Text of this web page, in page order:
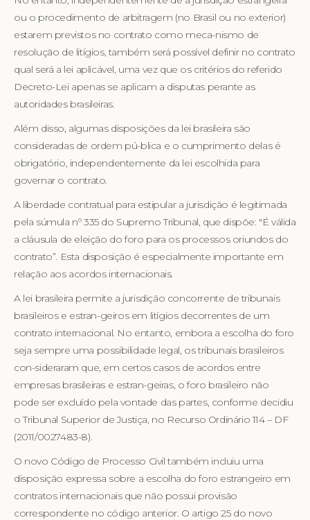
ou o procedimento de arbitragem (no Brasil ou no exterior)
estarem previstos no contrato como meca-nismo de
resolução de litígios, também será possível definir no contrato
qual será a lei aplicável, uma vez que os critérios do referido
Decreto-Lei apenas se aplicam a disputas perante as
autoridades brasileiras.
Além disso, algumas disposições da lei brasileira são
consideradas de ordem pú-blica e o cumprimento delas é
obrigatório, independentemente da lei escolhida para
governar o contrato.
A liberdade contratual para estipular a jurisdição é legitimada
pela súmula nº 335 do Supremo Tribunal, que dispõe: "É válida
a cláusula de eleição do foro para os processos oriundos do
contrato”. Esta disposição é especialmente importante em
relação aos acordos internacionais.
A lei brasileira permite a jurisdição concorrente de tribunais
brasileiros e estran-geiros em litígios decorrentes de um
contrato internacional. No entanto, embora a escolha do foro
seja sempre uma possibilidade legal, os tribunais brasileiros
con-sideraram que, em certos casos de acordos entre
empresas brasileiras e estran-geiras, o foro brasileiro não
pode ser excluído pela vontade das partes, conforme decidiu
o Tribunal Superior de Justiça, no Recurso Ordinário 114 – DF
(2011/0027483-8).
O novo Código de Processo Civil também incluiu uma
disposição expressa sobre a escolha do foro estrangeiro em
contratos internacionais que não possui provisão
correspondente no código anterior. O artigo 25 do novo